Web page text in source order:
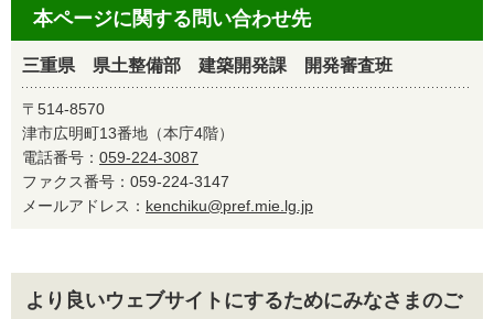
本ページに関する問い合わせ先
三重県 県土整備部 建築開発課 開発審査班
〒514-8570
津市広明町13番地（本庁4階）
電話番号： 059-224-3087
ファクス番号：059-224-3147
メールアドレス： kenchiku@pref.mie.lg.jp
より良いウェブサイトにするためにみなさまのご